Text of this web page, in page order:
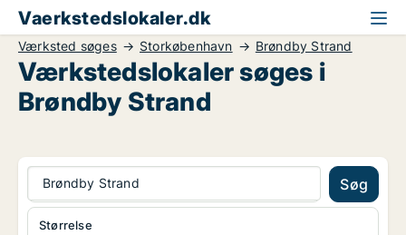
Vaerkstedslokaler.dk
Værksted søges Storkøbenhavn Brøndby Strand
Værkstedslokaler søges i
Brøndby Strand
Brøndby Strand Søg
Størrelse